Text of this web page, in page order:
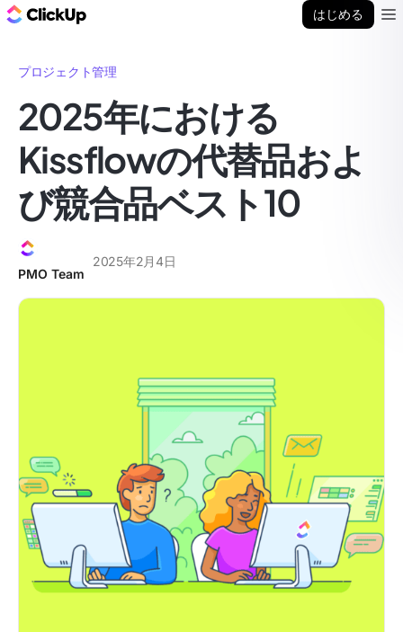
はじめる
プロジェクト管理
2025年における
Kissflowの代替品およ
び競合品ベスト10
PMO Team
2025年2月4日